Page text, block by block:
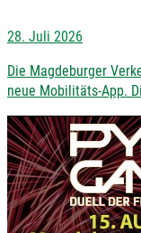
28. Juli 2026
Die Magdeburger
neue Mobilitäts-App.